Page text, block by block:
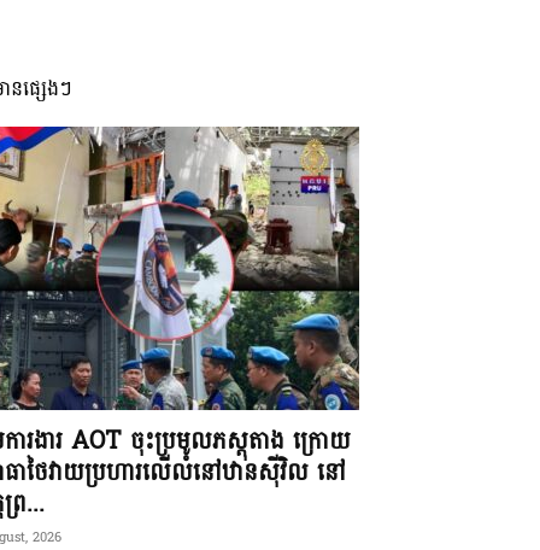
នផ្សេងៗ
ារងារ AOT ចុះប្រមូលភស្តុតាង ក្រោយ
ាថៃវាយប្រហារលើលំនៅឋានស៊ីវិល នៅ
ព្រ...
2026